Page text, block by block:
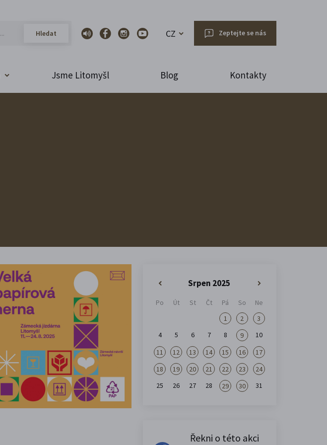
CZ Zeptejte se nás
Jsme Litomyšl Blog Kontakty
Srpen 2025
Po Út St Čt Pá So
Ne
1
2
3
4
5 6 7 8 9
10
11
12 13 14 15 16
17
18
19 20 21 22 23
24
25
26 27 28 29 30 31
Řekni o této akci